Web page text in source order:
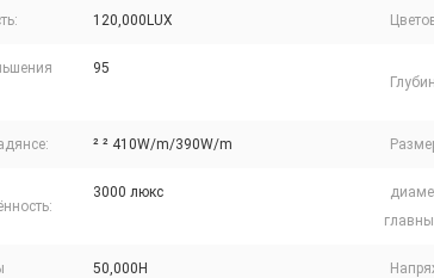
120,000LUX
95
² ² 410W/m/390W/m
3000 люкс
50,000H